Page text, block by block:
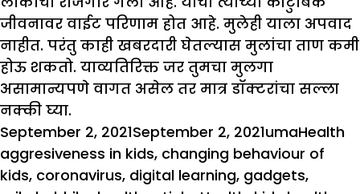
जीवनावर वाईट परिणाम होत आहे. मुलेही याला अपवाद
नाहीत. परंतु काही खबरदारी घेतल्यास मुलांचा ताण कमी
होऊ शकतो. याव्यतिरिक्त जर तुमचा मुलगा
असामान्यपणे वागत असेल तर मात्र डॉक्टरांचा सल्ला
नक्की घ्या.
Posted
on
September 2, 2021September 2, 2021Author
umaHealth
aggresiveness in kids, changing behaviour of
kids, coronavirus, digital learning, gadgets,